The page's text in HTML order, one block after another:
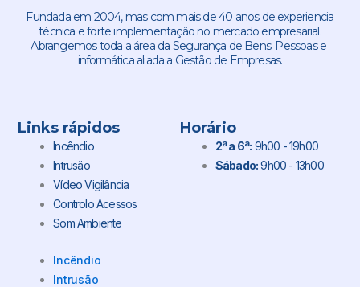
Fundada em 2004, mas com mais de 40 anos de experiencia
técnica e forte implementação no mercado empresarial.
Abrangemos toda a área da Segurança de Bens. Pessoas e
informática aliada a Gestão de Empresas.
Links rápidos
Incêndio
Intrusão
Vídeo Vigilância
Controlo Acessos
Som Ambiente
Incêndio
Intrusão
Horário
2ª a 6ª: 9h00 - 19h00
Sábado:9h00 - 13h00